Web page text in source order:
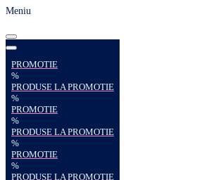
Meniu
PROMOTIE
%
PRODUSE LA PROMOTIE
%
PROMOTIE
%
PRODUSE LA PROMOTIE
%
PROMOTIE
%
PRODUSE LA PROMOTIE